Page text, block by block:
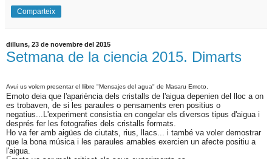
Comparteix
dilluns, 23 de novembre del 2015
Setmana de la ciencia 2015. Dimarts
Avui us volem presentar el llibre "Mensajes del agua" de Masaru Emoto.
Emoto deia que l'apariència dels cristalls de l'aigua depenien del lloc a on
es trobaven, de si les paraules o pensaments eren positius o
negatius...L'experiment consistia en congelar els diversos tipus d'aigua i
després fer les fotografies dels cristalls formats.
Ho va fer amb aigües de ciutats, rius, llacs... i també va voler demostrar
que la bona música i les paraules amables exercien un afecte positiu a
l'aigua.